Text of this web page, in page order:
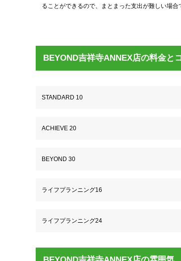
ることができるので、まとまった支出が難しい場合
BEYOND吉祥寺ANNEX店の料金と
STANDARD 10
ACHIEVE 20
BEYOND 30
ライフプランニング16
ライフプランニング24